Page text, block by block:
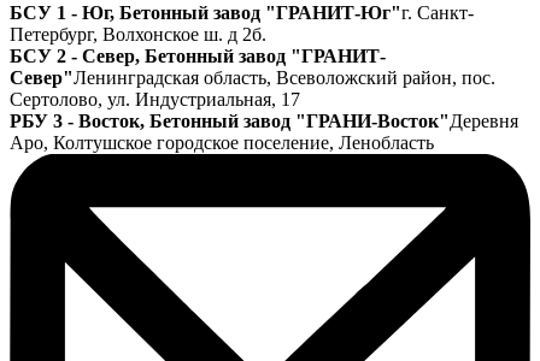
БСУ 1 - Юг, Бетонный завод "ГРАНИТ-Юг"г. Санкт-
Петербург, Волхонское ш. д 2б.
БСУ 2 - Север, Бетонный завод "ГРАНИТ-
Север"Ленинградская область, Всеволожский район, пос.
Сертолово, ул. Индустриальная, 17
РБУ 3 - Восток, Бетонный завод "ГРАНИ-Восток"Деревня
Аро, Колтушское городское поселение, Ленобласть